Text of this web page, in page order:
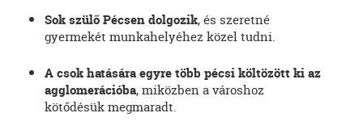
Sok szülő Pécsen dolgozik, és szeretné
gyermekét munkahelyéhez közel tudni.
A csok hatására egyre több pécsi költözött ki az
agglomerációba, miközben a városhoz
kötődésük megmaradt.